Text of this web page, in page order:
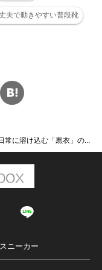
夫で動きやすい普段靴
常に溶け込む「黒衣」の...
スニーカー